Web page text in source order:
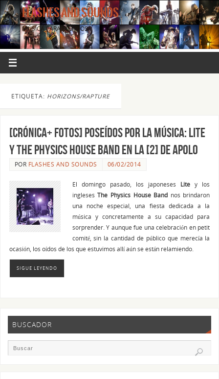
FLASHES AND SOUNDS
MÚSICA PARA LOS OJOS.
ETIQUETA: HORIZONS/RAPTURE
[CRÓNICA+ FOTOS] Poseídos por la música: LITE
y THE PHYSICS HOUSE BAND en La [2] de Apolo
POR FLASHES AND SOUNDS 06/02/2014
El domingo pasado, los japoneses Lite y los
inglesesThe Physics House Band nos brindaron
una noche especial, una fiesta dedicada a la
música y concretamente a su capacidad para
sorprender. Y aunque fue una celebración en petit
comité, sin la cantidad de público que merecía la
ocasión, los oídos de los que estuvimos allí aún se están relamiendo.
SIGUE LEYENDO
BUSCADOR